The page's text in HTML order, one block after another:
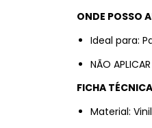
ONDE POSSO
Ideal para:
NÃO
FICHA
Material: